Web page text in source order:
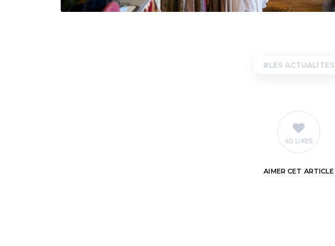
LES ACTUALITES
40 LIKES
AIMER CET ARTICLE